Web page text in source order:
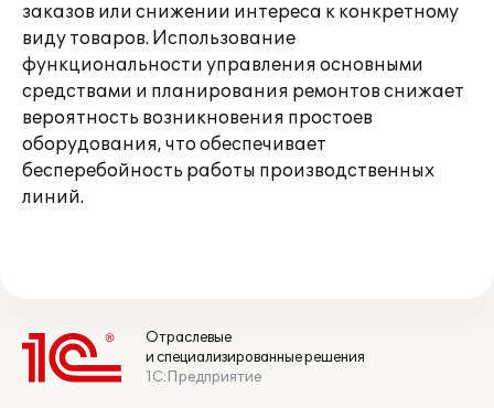
заказов или снижении интереса к конкретному
виду товаров. Использование
функциональности управления основными
средствами и планирования ремонтов снижает
вероятность возникновения простоев
оборудования, что обеспечивает
бесперебойность работы производственных
линий.
Отраслевые
и специализированные решения
1С:Предприятие